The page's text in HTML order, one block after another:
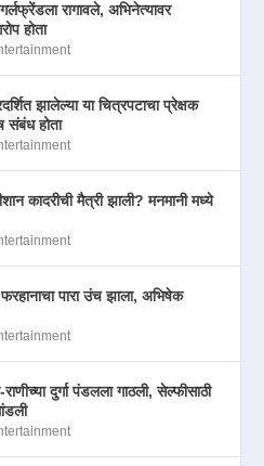
रागावले, अभिनेत्यावर
होता
झालेल्या या चित्रपटाचा प्रेक्षक
संबंध होता
कादरीची मैत्री झाली? मनमानी मध्ये
पारा उंच झाला, अभिषेक
दुर्गा पंडलला गाठली, सेल्फीसाठी